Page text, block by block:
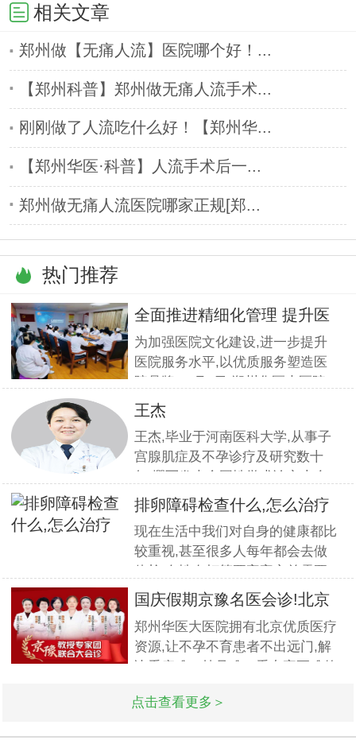
相关文章
郑州做【无痛人流】医院哪个好！...
【郑州科普】郑州做无痛人流手术...
刚刚做了人流吃什么好！【郑州华...
【郑州华医·科普】人流手术后一...
郑州做无痛人流医院哪家正规[郑...
热门推荐
全面推进精细化管理 提升医
疗服
为加强医院文化建设,进一步提升
医院服务水平,以优质服务塑造医
院品牌,11月5日,郑州华医大医院
组织全员开展优质服务提升培训.
本期培训邀请到职业素养与服务设
计专家
王杰
王杰,毕业于河南医科大学,从事子
宫腺肌症及不孕诊疗及研究数十
年,撰写发表全国性学术论文十余
篇.对宫、腹腔镜等微创高科技技
术诊治子宫腺肌症、石女、子宫肌
瘤、女性不孕等妇科疑难杂症有一
套成熟完整的方案,深得患者好评!
排卵障碍检查什么,怎么治疗
现在生活中我们对自身的健康都比
较重视,甚至很多人每年都会去做
到医院做孕前检查,这样才能更好
的保证怀孕的诊疗率.有患者想了
解排卵障碍检查什么?怎么治疗?我
们来一起了解下. 排卵障碍检查什
国庆假期京豫名医会诊!北京
不孕
郑州华医大医院拥有北京优质医疗
资源,让不孕不育患者不出远门,解
决看病难、挂号难、看专家更难的
北京专家将与郑州华医大医院名医
点击查看更多＞